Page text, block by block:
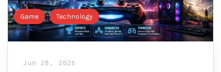
Game Technology
Jun 28, 2026